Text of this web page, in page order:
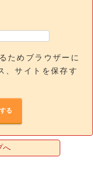
ためブラウザーに
、サイトを保存す
へ